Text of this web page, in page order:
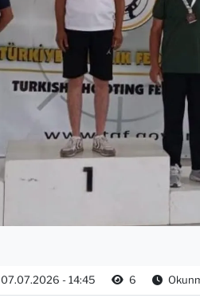
07.07.2026 - 14:45 6